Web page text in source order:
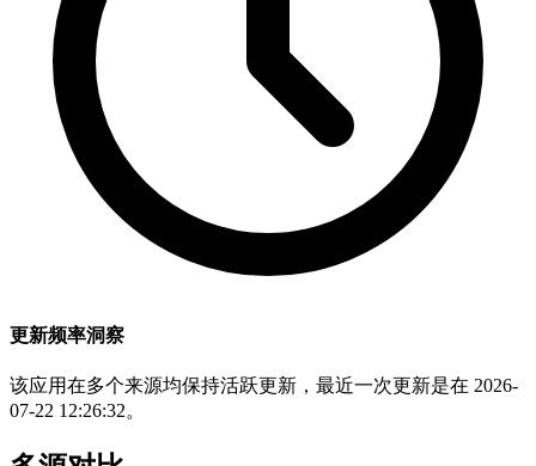
更新频率洞察
该应用在多个来源均保持活跃更新，最近一次更新是在 2026-
07-22 12:26:32。